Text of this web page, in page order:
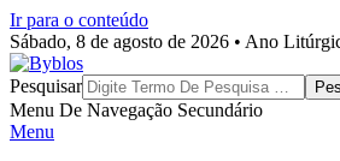
Ir para o conteúdo
Sábado, 8 de agosto de 2026 • Ano
Byblos
Pesquisar
Menu De Navegação Secundário
Menu